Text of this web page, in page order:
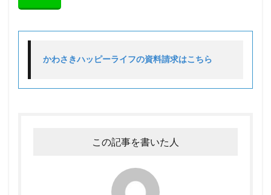
かわさきハッピーライフの資料請求はこちら
この記事を書いた人